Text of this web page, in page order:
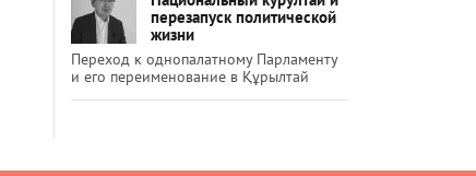
перезапуск политической
жизни
Переход к однопалатному Парламенту
и его переименование в Құрылтай